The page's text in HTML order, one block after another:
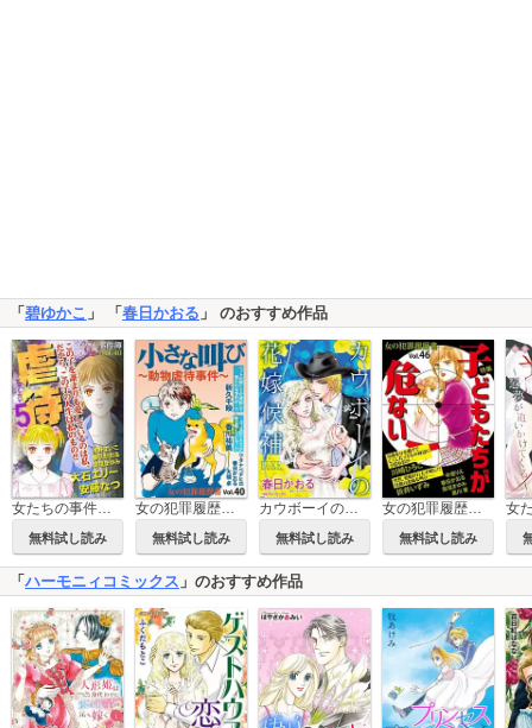
「碧ゆかこ 」 「春日かおる 」 のおすすめ作品
女たちの事件簿Vol.40～虐待5～
無料試し読み
女の犯罪履歴書Vol.40～小さな叫びー動物虐待事件ー～
無料試し読み 無料試し読み
女の犯罪履歴書Vol.46～子どもたちが危ない～
無料試し読み
「 ハーモニィコミックス 」のおすすめ作品